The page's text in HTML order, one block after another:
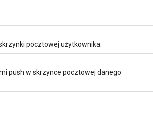
pocztowej użytkownika.
push w skrzynce pocztowej danego